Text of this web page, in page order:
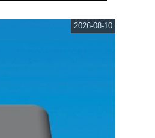
2026-08-10